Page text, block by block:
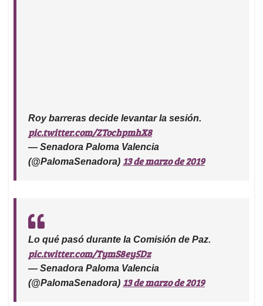
Roy barreras decide levantar la sesión.
pic.twitter.com/ZTochpmhX8
— Senadora Paloma Valencia
(@PalomaSenadora) 13 de marzo de 2019
Lo qué pasó durante la Comisión de Paz.
pic.twitter.com/TymS8ey5Dz
— Senadora Paloma Valencia
(@PalomaSenadora) 13 de marzo de 2019